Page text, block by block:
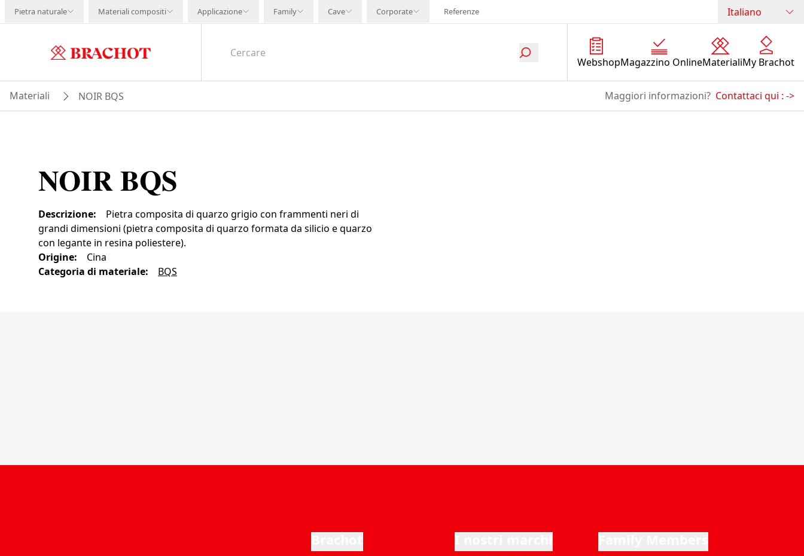
Pietra naturale Materiali compositi Applicazione Family Cave Corporate Referenze Italiano
WebshopMagazzino OnlineMaterialiMy Brachot
Materiali NOIR BQS Maggiori informazioni? Contattaci qui : ->
NOIR BQS
Descrizione:
Pietra composita di quarzo grigio con frammenti neri di
grandi dimensioni (pietra composita di quarzo formata da silicio e quarzo
con legante in resina poliestere).
Origine:
Cina
Categoria di materiale: BQS